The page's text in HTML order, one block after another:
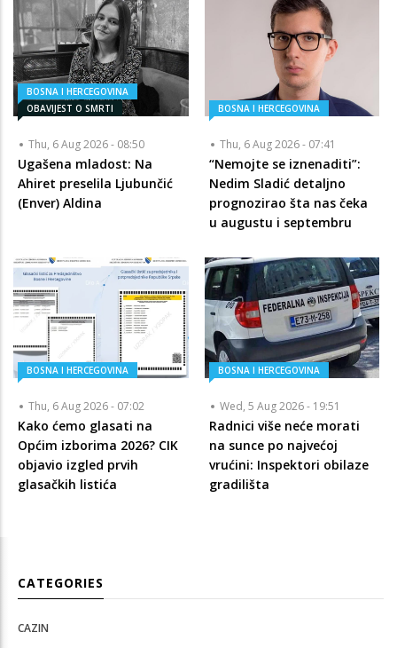
BOSNA I HERCEGOVINA
OBAVIJEST O SMRTI
Thu, 6 Aug 2026 - 08:50
Ugašena mladost: Na
Ahiret preselila Ljubunčić
(Enver) Aldina
BOSNA I HERCEGOVINA
Thu, 6 Aug 2026 - 07:41
“Nemojte se iznenaditi”:
Nedim Sladić detaljno
prognozirao šta nas čeka
u augustu i septembru
BOSNA I HERCEGOVINA
Thu, 6 Aug 2026 - 07:02
Kako ćemo glasati na
Općim izborima 2026? CIK
objavio izgled prvih
glasačkih listića
BOSNA I HERCEGOVINA
Wed, 5 Aug 2026 - 19:51
Radnici više neće morati
na sunce po najvećoj
vrućini: Inspektori obilaze
gradilišta
CATEGORIES
CAZIN